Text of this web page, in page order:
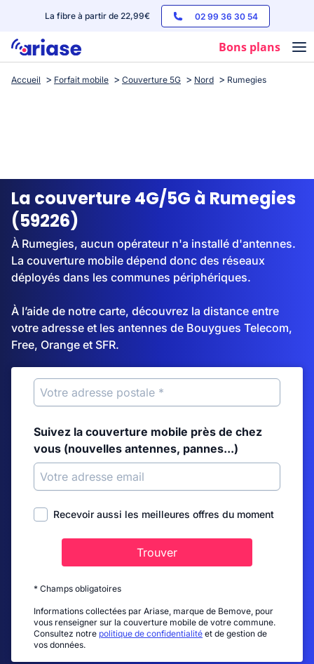
La fibre à partir de 22,99€ 02 99 36 30 54
Bons plans
Box internet
Streaming
Accueil Forfait mobile Couverture 5G Nord Rumegies
La couverture 4G/5G à Rumegies
(59226)
À Rumegies, aucun opérateur n'a installé d'antennes.
La couverture mobile dépend donc des réseaux
déployés dans les communes périphériques.
À l’aide de notre carte, découvrez la distance entre
votre adresse et les antennes de Bouygues Telecom,
Free, Orange et SFR.
Suivez la couverture mobile près de chez
vous (nouvelles antennes, pannes...)
Recevoir aussi les meilleures offres du moment
Trouver
* Champs obligatoires
Informations collectées par Ariase, marque de Bemove, pour
vous renseigner sur la couverture mobile de votre commune.
Consultez notre politique de confidentialité et de gestion de
vos données.